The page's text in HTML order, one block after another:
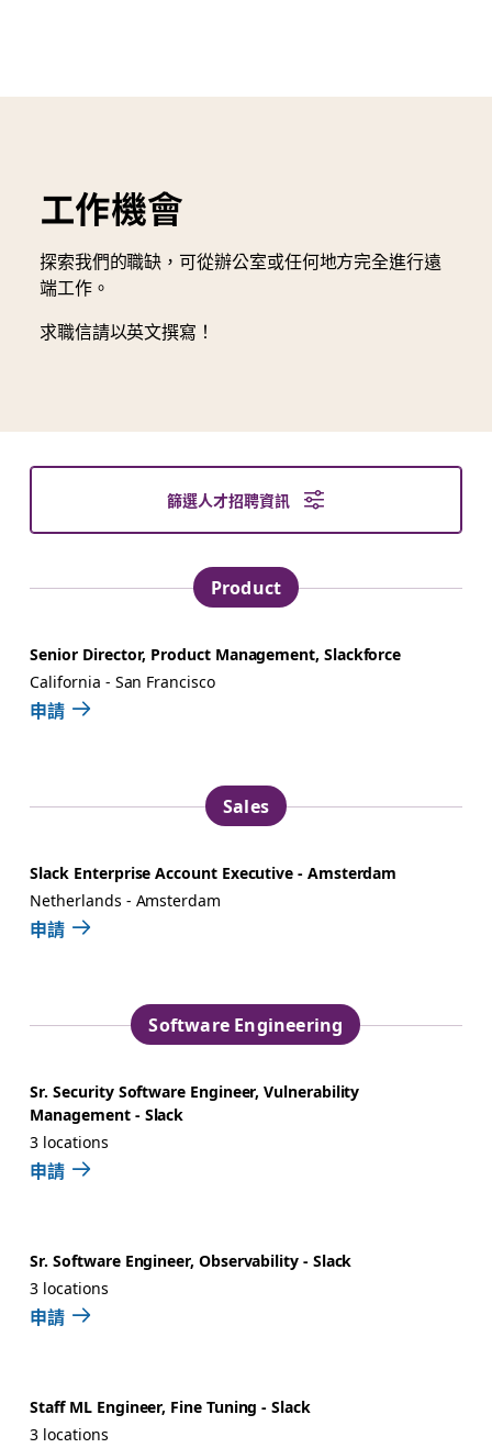
工作機會
探索我們的職缺，可從辦公室或任何地方完全進行遠
端工作。
求職信請以英文撰寫！
篩選人才招聘資訊
Product
Senior Director, Product Management, Slackforce
California - San Francisco
申請
Sales
Slack Enterprise Account Executive - Amsterdam
Netherlands - Amsterdam
申請
Software Engineering
Sr. Security Software Engineer, Vulnerability
Management - Slack
3 locations
申請
Sr. Software Engineer, Observability - Slack
3 locations
申請
Staff ML Engineer, Fine Tuning - Slack
3 locations